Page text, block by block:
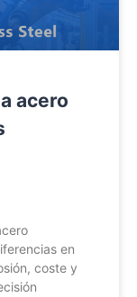
acero
en
coste y